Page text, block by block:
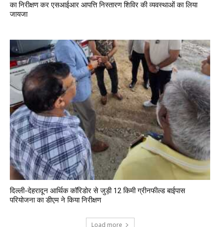
का निरीक्षण कर एसआईआर आपत्ति निस्तारण शिविर की व्यवस्थाओं का लिया
जायजा
दिल्ली-देहरादून आर्थिक कॉरिडोर से जुड़ी 12 किमी ग्रीनफील्ड बाईपास
परियोजना का डीएम ने किया निरीक्षण
Load more